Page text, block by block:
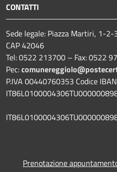
CONTATTI
Sede legale: Piazza Martiri, 1-2-
CAP 42046
Tel: 0522 213700 – Fax: 0522
Pec:
P.IVA 00440760353 Codice
Prenotazione